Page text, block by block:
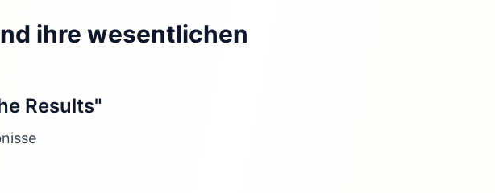
ihre wesentlichen
Results"